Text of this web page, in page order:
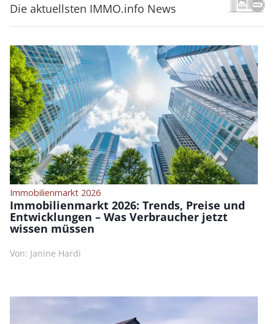
Die aktuellsten IMMO.info News
Immobilienmarkt 2026
Immobilienmarkt 2026: Trends, Preise und
Entwicklungen – Was Verbraucher jetzt
wissen müssen
Von: Janine Hardi